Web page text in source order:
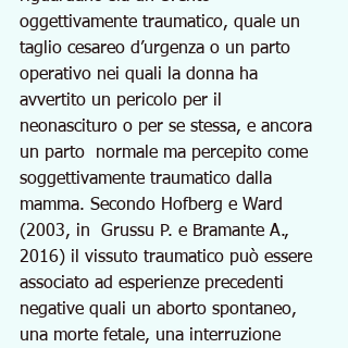
oggettivamente traumatico, quale un
taglio cesareo d’urgenza o un parto
operativo nei quali la donna ha
avvertito un pericolo per il
neonascituro o per se stessa, e ancora
un parto  normale ma percepito come
soggettivamente traumatico dalla
mamma. Secondo Hofberg e Ward
(2003, in  Grussu P. e Bramante A.,
2016) il vissuto traumatico può essere
associato ad esperienze precedenti
negative quali un aborto spontaneo,
una morte fetale, una interruzione